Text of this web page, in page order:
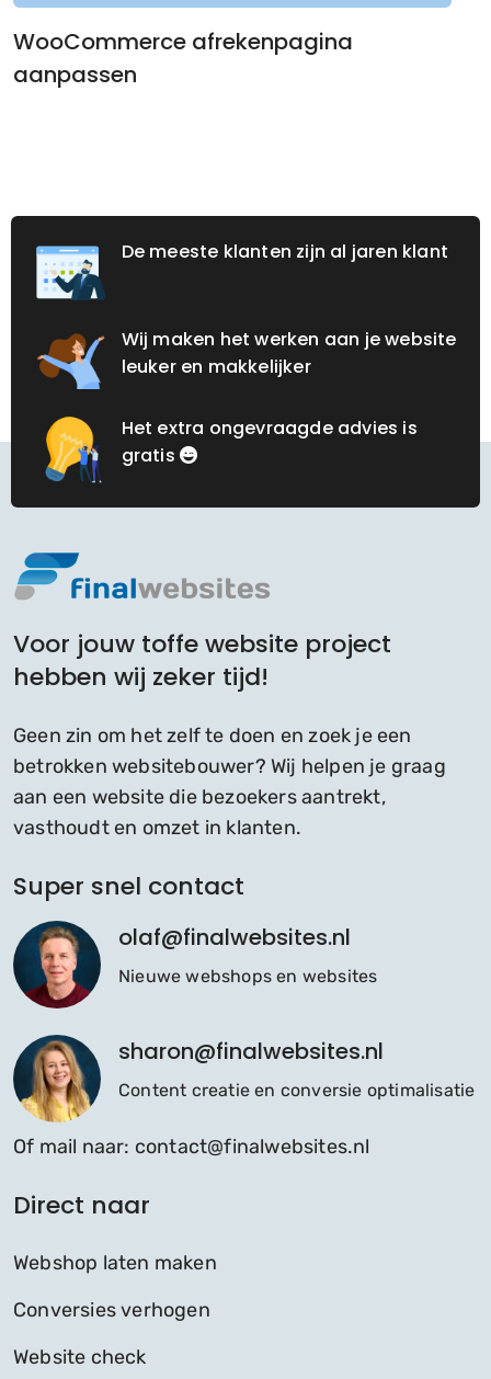
WooCommerce afrekenpagina
aanpassen
De meeste klanten zijn al jaren klant
Wij maken het werken aan je website
leuker en makkelijker
Het extra ongevraagde advies is
gratis
Voor jouw toffe website project
hebben wij zeker tijd!
Geen zin om het zelf te doen en zoek je een
betrokken websitebouwer? Wij helpen je graag
aan een website die bezoekers aantrekt,
vasthoudt en omzet in klanten.
Super snel contact
olaf@finalwebsites.nl
Nieuwe webshops en websites
sharon@finalwebsites.nl
Content creatie en conversie optimalisatie
Of mail naar: contact@finalwebsites.nl
Direct naar
Webshop laten maken
Conversies verhogen
Website check